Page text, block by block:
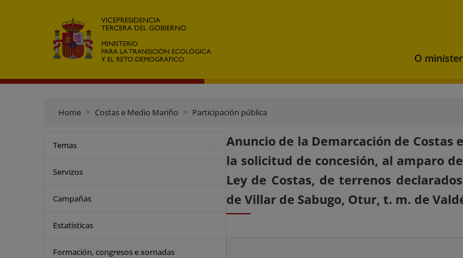
O
Home Costas e Medio Mariño Participación pública
Temas
Servizos
Campañas
Estatísticas
Formación, congresos e xornadas
Anuncio de la Demarcación de
la solicitud de concesión, al amparo
Ley de Costas, de terrenos
de Villar de Sabugo, Otur, t. m. de